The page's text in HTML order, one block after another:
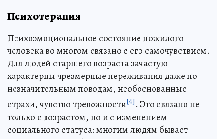
Психотерапия
Психоэмоциональное состояние пожилого
человека во многом связано с его самочувствием.
Для людей старшего возраста зачастую
характерны чрезмерные переживания даже по
незначительным поводам, необоснованные
страхи, чувство тревожности[4]. Это связано не
только с возрастом, но и с изменением
социального статуса: многим людям бывает